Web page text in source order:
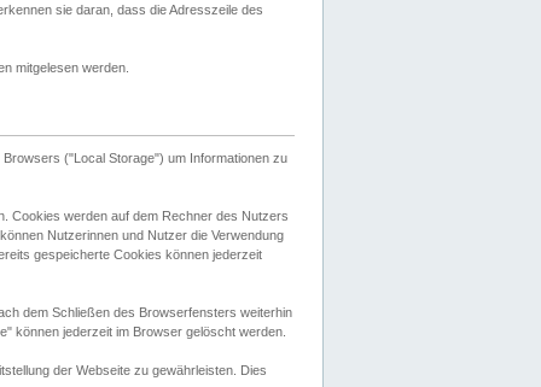
sie daran, dass die Adresszeile des
mitgelesen werden.
("Local Storage") um Informationen zu
Cookies werden auf dem Rechner des Nutzers
Nutzerinnen und Nutzer die Verwendung
gespeicherte Cookies können jederzeit
dem Schließen des Browserfensters weiterhin
können jederzeit im Browser gelöscht werden.
der Webseite zu gewährleisten. Dies